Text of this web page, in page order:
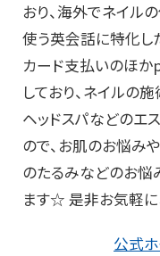
おり、海外でネイル
使う英会話に特化し
カード支払いのほ
しており、ネイルの
ヘッドスパなどのエ
ので、お肌のお悩み
のたるみなどのお
ます☆ 是非お気軽に
公式